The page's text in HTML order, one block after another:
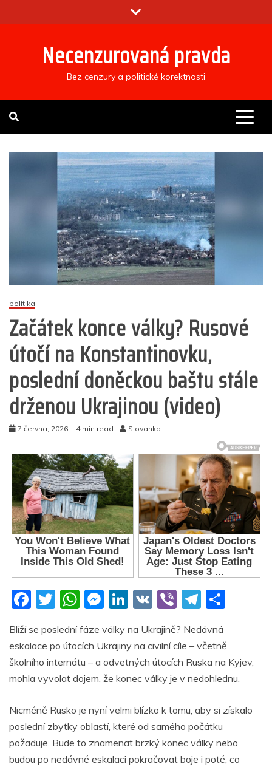
to
Necenzurovaná pravda
Bez cenzury a politické korektnosti
politika
Začátek konce války? Rusové
útočí na Konstantinovku,
poslední doněckou baštu stále
drženou Ukrajinou (video)
7 června, 2026 4 min read Slovanka
F
c
e
b
o
k
T
itt
er
W
h
at
s
A
p
M
e
ss
e
n
er
Li
k
e
dI
V
Vi
er
T
el
e
gr
a
ar
e
Blíží se poslední fáze války na Ukrajině? Nedávná
eskalace po útocích Ukrajiny na civilní cíle – včetně
školního internátu – a odvetných útocích Ruska na Kyjev,
mohla vyvolat dojem, že konec války je v nedohlednu.
Nicméně Rusko je nyní velmi blízko k tomu, aby si získalo
poslední zbytky oblastí, které od samého počátku
požaduje. Bude to znamenat brzký konec války nebo
budou po nedávné eskalaci pokračovat boje i poté, co